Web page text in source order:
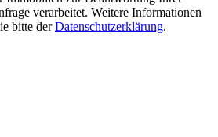
verarbeitet. Weitere Informationen
bitte derDatenschutzerklärung.